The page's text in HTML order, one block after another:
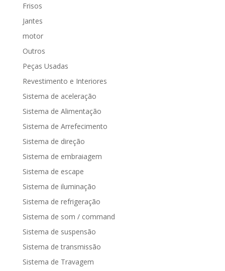
Frisos
Jantes
motor
Outros
Peças Usadas
Revestimento e Interiores
Sistema de aceleração
Sistema de Alimentação
Sistema de Arrefecimento
Sistema de direção
Sistema de embraiagem
Sistema de escape
Sistema de iluminação
Sistema de refrigeração
Sistema de som / command
Sistema de suspensão
Sistema de transmissão
Sistema de Travagem